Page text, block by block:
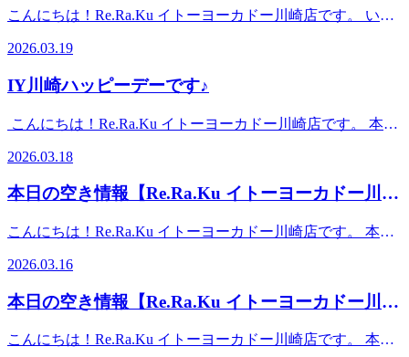
談くださいませ。なお、引き続き近隣Re.Ra.Ku店舗にて、お
ます。今後は近隣Re.Ra.Ku 店舗もご利用いただけますと幸
近隣店舗のページへのリンクなど詳細はページ下部をご覧く
Re.Ra.Ku キテラプラザ青葉台店・Re.Ra.Ku シァルプラット
ますが、最後まで心を込めてお客様をお迎えいたします。そ
して引き続きRe.Ra.Kuをご利用いただけますよう、何卒よろ
しくお願い申し上げます。【店舗案内】Re.Ra.Ku イトーヨ
ーカドー川崎店営業時間 10:00-20:00（最終受付 19:15）TEL
044-589-7315〒210-0843 神奈川県川崎市川崎区小田栄2-2-1
イトーヨーカドー川崎店2F（赤ちゃん休憩室横）【アクセ
ス40系統乗車、「小田栄」下車◎電車 JR「浜川崎駅」徒
歩10分。JR「小田栄駅」徒歩5分。◎車 JR川崎駅、京急川
崎駅より車で10分。イトーヨーカドー川崎専用駐車場あり。
心よりお待ちしております♪♪ 【店舗案内】Re.Ra.Ku イトー
ヨーカドー川崎店営業時間 10:00-20:00（最終受付 19:15）
2-2-1イトーヨーカドー川崎店2F（赤ちゃん休憩室横）【ア
クセス】◎バス 「川崎駅」から東口6番バス乗場、川崎市
営バス40系統乗車、「小田栄」下車◎電車 JR「浜川崎
京急川崎駅より車で10分。イトーヨーカドー川崎専用駐車場
ツデポ川崎店、ゴルフファイブ川崎店横
こんにちは！Re.Ra.Ku イトーヨーカドー川崎店です。 いよ
や年度末でお疲れの出やすい頃でもあります。 頭がぼんや
りしたり、疲れでぐったりしたり、そんな春のお悩みに、ぜ
ひリラクのボディケアをご活用ください。期間限定の極上セ
みましょう♪では、本日の予約状況のご案内です！ 【ご案内
可能時間】11：00～15：3016：00～18：10 お時間帯によっ
ては2名様同時のご案内も可能となっております！(ペア利用
の場合は、事前にお電話にてお問い合わせくださいま
せ。) また、予約状況はその都度変わる可能性があります。
空き時間の枠がない場合でもお電話にてご案内可能な場合も
話かWebからのご予約がオススメです。スタッフ一同、心よ
カドー川崎店営業時間 10:00-20:00（最終受付 19:15）TEL
イトーヨーカドー川崎店2F（赤ちゃん休憩室横） 【アクセ
2026.03.19
IY川崎ハッピーデーです♪
こんにちは！Re.Ra.Ku イトーヨーカドー川崎店です。 本日
イトーヨーカドー川崎店はイトーヨーカドー内にあるためハ
ッピーデーではナナコがポイントが通常よりお得にたまりま
す！お買い物ついでに寒さで凝り固まったお体をほぐしてみ
す！ 【ご案内可能時間】 15：50～19：30 また、予約状況は
その都度変わる可能性があります。空き時間の枠がない場合
お問合せくださいませ。事前にお電話かWebからのご予約が
オススメです。スタッフ一同、心よりお待ちしております
♪♪【店舗案内】Re.Ra.Ku イトーヨーカドー川崎店営業時間
2026.03.18
本日の空き情報【Re.Ra.Ku イトーヨーカドー川崎
こんにちは！Re.Ra.Ku イトーヨーカドー川崎店です。 本日
20：00 また、予約状況はその都度変わる可能性がありま
す。空き時間の枠がない場合でもお電話にてご案内可能な場
合もございますのでお気軽にお問合せくださいませ。事前に
心よりお待ちしております♪♪【店舗案内】Re.Ra.Ku イトー
2026.03.16
本日の空き情報【Re.Ra.Ku イトーヨーカドー川崎
こんにちは！Re.Ra.Ku イトーヨーカドー川崎店です。 本日